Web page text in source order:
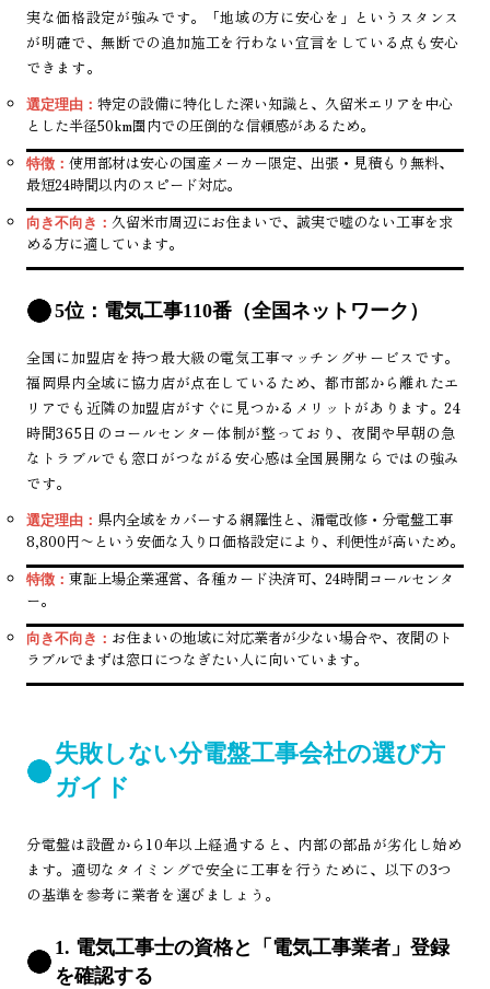
実な価格設定が強みです。「地域の方に安心を」というスタンス
が明確で、無断での追加施工を行わない宣言をしている点も安心
できます。
選定理由： 特定の設備に特化した深い知識と、久留米エリアを中心
とした半径50km圏内での圧倒的な信頼感があるため。
特徴： 使用部材は安心の国産メーカー限定、出張・見積もり無料、
最短24時間以内のスピード対応。
向き不向き： 久留米市周辺にお住まいで、誠実で嘘のない工事を求
める方に適しています。
5位：電気工事110番（全国ネットワーク）
全国に加盟店を持つ最大級の電気工事マッチングサービスです。
福岡県内全域に協力店が点在しているため、都市部から離れたエ
リアでも近隣の加盟店がすぐに見つかるメリットがあります。24
時間365日のコールセンター体制が整っており、夜間や早朝の急
なトラブルでも窓口がつながる安心感は全国展開ならではの強み
です。
選定理由： 県内全域をカバーする網羅性と、漏電改修・分電盤工事
8,800円〜という安価な入り口価格設定により、利便性が高いため。
特徴： 東証上場企業運営、各種カード決済可、24時間コールセンタ
ー。
向き不向き： お住まいの地域に対応業者が少ない場合や、夜間のト
ラブルでまずは窓口につなぎたい人に向いています。
失敗しない分電盤工事会社の選び方
ガイド
分電盤は設置から10年以上経過すると、内部の部品が劣化し始め
ます。適切なタイミングで安全に工事を行うために、以下の3つ
の基準を参考に業者を選びましょう。
1. 電気工事士の資格と「電気工事業者」登録
を確認する